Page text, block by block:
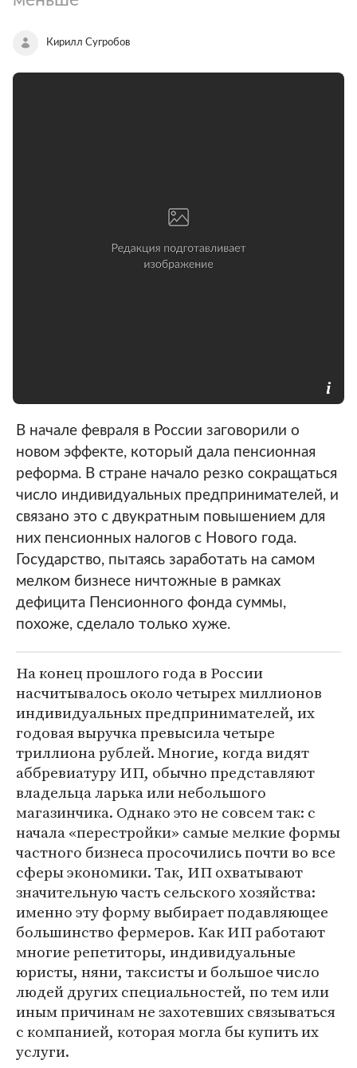
Кирилл Сугробов
В начале февраля в России заговорили о
новом эффекте, который дала пенсионная
реформа. В стране начало резко сокращаться
число индивидуальных предпринимателей, и
связано это с двукратным повышением для
них пенсионных налогов с Нового года.
Государство, пытаясь заработать на самом
мелком бизнесе ничтожные в рамках
дефицита Пенсионного фонда суммы,
похоже, сделало только хуже.
На конец прошлого года в России
насчитывалось около четырех миллионов
индивидуальных предпринимателей, их
годовая выручка превысила четыре
триллиона рублей. Многие, когда видят
аббревиатуру ИП, обычно представляют
владельца ларька или небольшого
магазинчика. Однако это не совсем так: с
начала «перестройки» самые мелкие формы
частного бизнеса просочились почти во все
сферы экономики. Так, ИП охватывают
значительную часть сельского хозяйства:
именно эту форму выбирает подавляющее
большинство фермеров. Как ИП работают
многие репетиторы, индивидуальные
юристы, няни, таксисты и большое число
людей других специальностей, по тем или
иным причинам не захотевших связываться
с компанией, которая могла бы купить их
услуги.